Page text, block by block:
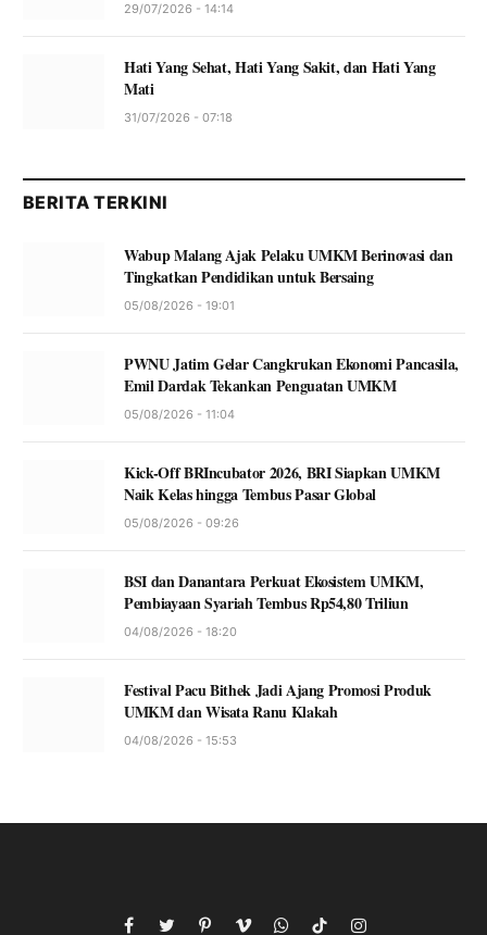
29/07/2026 - 14:14
Hati Yang Sehat, Hati Yang Sakit, dan Hati Yang
Mati
31/07/2026 - 07:18
BERITA TERKINI
Wabup Malang Ajak Pelaku UMKM Berinovasi dan
Tingkatkan Pendidikan untuk Bersaing
05/08/2026 - 19:01
PWNU Jatim Gelar Cangkrukan Ekonomi Pancasila,
Emil Dardak Tekankan Penguatan UMKM
05/08/2026 - 11:04
Kick-Off BRIncubator 2026, BRI Siapkan UMKM
Naik Kelas hingga Tembus Pasar Global
05/08/2026 - 09:26
BSI dan Danantara Perkuat Ekosistem UMKM,
Pembiayaan Syariah Tembus Rp54,80 Triliun
04/08/2026 - 18:20
Festival Pacu Bithek Jadi Ajang Promosi Produk
UMKM dan Wisata Ranu Klakah
04/08/2026 - 15:53